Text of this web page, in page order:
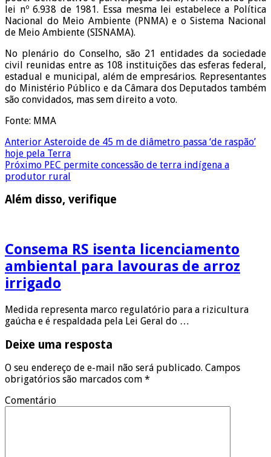
lei nº 6.938 de 1981. Essa mesma lei estabelece a Política
Nacional do Meio Ambiente (PNMA) e o Sistema Nacional
de Meio Ambiente (SISNAMA).
No plenário do Conselho, são 21 entidades da sociedade
civil reunidas entre as 108 instituições das esferas federal,
estadual e municipal, além de empresários. Representantes
do Ministério Público e da Câmara dos Deputados também
são convidados, mas sem direito a voto.
Fonte: MMA
Anterior Asteroide de 45 m de diâmetro passa ‘de raspão’
hoje pela Terra
Próximo PEC permite concessão de terra indígena a
produtor rural
Além disso, verifique
Consema RS isenta licenciamento
ambiental para lavouras de arroz
irrigado
Medida representa marco regulatório para a rizicultura
gaúcha e é respaldada pela Lei Geral do …
Deixe uma resposta
O seu endereço de e-mail não será publicado. Campos
obrigatórios são marcados com *
Comentário